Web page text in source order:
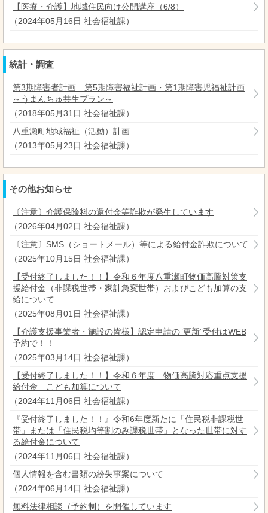
【医療・介護】地域住民向け公開講座（6/8）
（2024年05月16日 社会福祉課）
統計・調査
第3期障害者計画 第5期障害福祉計画・第1期障害児福祉計画
～うまんちゅ共生プラン～
（2018年05月31日 社会福祉課）
八重瀬町地域福祉（活動）計画
（2013年05月23日 社会福祉課）
その他お知らせ
〔注意〕介護保険料の還付金等詐欺が発生しています
（2026年04月02日 社会福祉課）
〔注意〕SMS（ショートメール）等による給付金詐欺について
（2025年10月15日 社会福祉課）
【受付終了しました！！】令和６年度八重瀬町物価高騰対策支
援給付金（非課税世帯・家計急変世帯）およびこども加算の支
給について
（2025年08月01日 社会福祉課）
【介護支援事業者・施設の皆様】認定申請の”更新”受付はWEB
予約で！！
（2025年03月14日 社会福祉課）
【受付終了しました！！】令和６年度 物価高騰対応重点支援
給付金 こども加算について
（2024年11月06日 社会福祉課）
『受付終了しました！！』令和6年度新たに「住民税非課税世
帯」または「住民税均等割のみ課税世帯」となった世帯に対す
る給付金について
（2024年11月06日 社会福祉課）
個人情報を含む書類の紛失事案について
（2024年06月14日 社会福祉課）
無料法律相談（予約制）を開催しています